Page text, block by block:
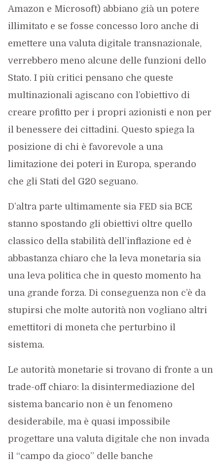
Amazon e Microsoft) abbiano già un potere
illimitato e se fosse concesso loro anche di
emettere una valuta digitale transnazionale,
verrebbero meno alcune delle funzioni dello
Stato. I più critici pensano che queste
multinazionali agiscano con l’obiettivo di
creare profitto per i propri azionisti e non per
il benessere dei cittadini. Questo spiega la
posizione di chi è favorevole a una
limitazione dei poteri in Europa, sperando
che gli Stati del G20 seguano.
D’altra parte ultimamente sia FED sia BCE
stanno spostando gli obiettivi oltre quello
classico della stabilità dell’inflazione ed è
abbastanza chiaro che la leva monetaria sia
una leva politica che in questo momento ha
una grande forza. Di conseguenza non c’è da
stupirsi che molte autorità non vogliano altri
emettitori di moneta che perturbino il
sistema.
Le autorità monetarie si trovano di fronte a un
trade-off chiaro: la disintermediazione del
sistema bancario non è un fenomeno
desiderabile, ma è quasi impossibile
progettare una valuta digitale che non invada
il “campo da gioco” delle banche